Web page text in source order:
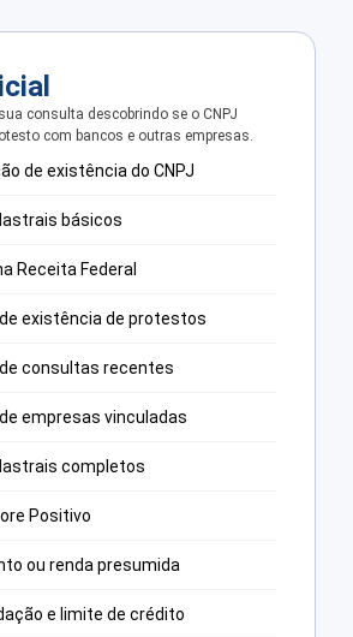
consulta descobrindo se o CNPJ
com bancos e outras empresas.
de existência do CNPJ
básicos
Receita Federal
existência de protestos
consultas recentes
empresas vinculadas
completos
Positivo
ou renda presumida
e limite de crédito